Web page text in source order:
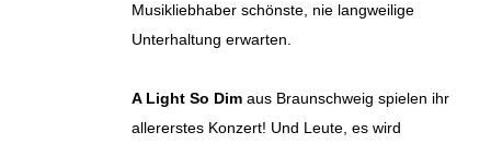
Musikliebhaber schönste, nie langweilige
Unterhaltung erwarten.
A Light So Dim aus Braunschweig spielen ihr
allererstes Konzert! Und Leute, es wird